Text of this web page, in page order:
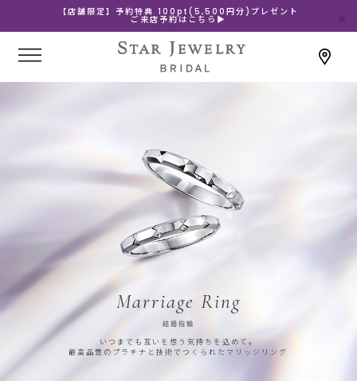
【店舗限定】予約特典 100pt(5,500円分)プレゼント
ご来店予約はこちら▶
Marriage Ring
結婚指輪
いつまでも互いを想う気持ちを込めて。
最高品質のプラチナと技術でつくられたマリッジリング